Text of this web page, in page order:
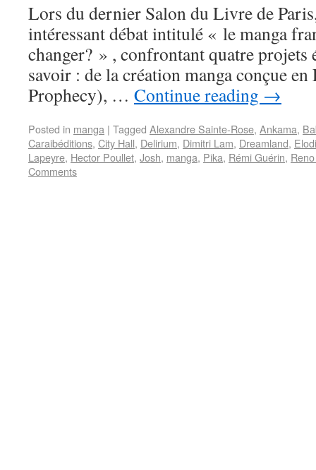
Lors du dernier Salon du Livre de
intéressant débat intitulé « le manga
changer? » , confrontant quatre
savoir : de la création manga conçue
Prophecy), … Continue reading →
Posted in manga | Tagged Alexandre Sainte-Rose, Ankama,
Caraibéditions, City Hall, Delirium, Dimitri Lam, Dreamland,
Lapeyre, Hector Poullet, Josh, manga, Pika, Rémi Guérin,
Comments